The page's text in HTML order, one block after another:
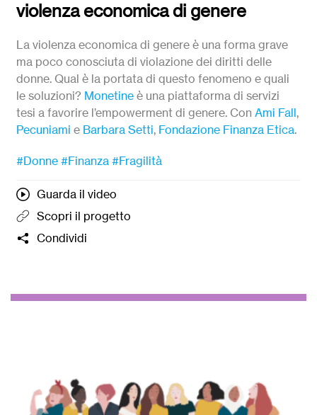
violenza economica di genere
La violenza economica di genere è una forma grave
ma poco conosciuta di violazione dei diritti delle
donne. Qual è la portata di questo fenomeno e quali
le soluzioni? Monetine è una piattaforma di servizi
tesi a favorire l’empowerment di genere. Con Ami Fall,
Pecuniami e Barbara Setti, Fondazione Finanza Etica.
#Donne #Finanza #Fragilità
Guarda il video
Scopri il progetto
Condividi